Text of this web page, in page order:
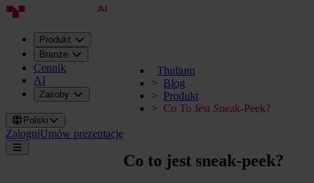
Produkt
Branże
Cennik
AI
Zasoby
Polski
ZalogujUmów prezentację
Thulium
Blog
Produkt
Co To Jest Sneak-Peek?
Co to jest sneak-peek?